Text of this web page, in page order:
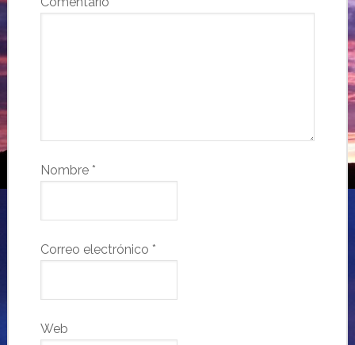
Nombre *
Correo electrónico *
Web